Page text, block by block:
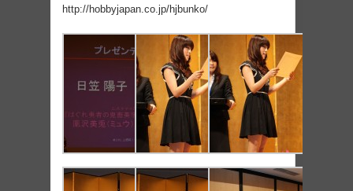
http://hobbyjapan.co.jp/hjbunko/